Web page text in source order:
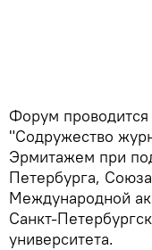
Форум
"Содружество
Эрмитажем при
Петербурга,
Международной
Санкт-
университета.